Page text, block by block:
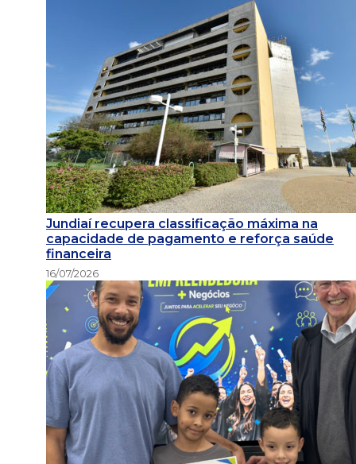
Jundiaí recupera classificação máxima na
capacidade de pagamento e reforça saúde
financeira
16/07/2026